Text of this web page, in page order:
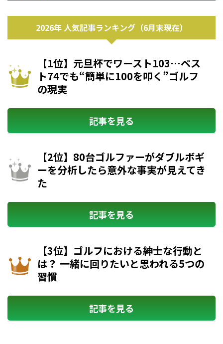
2026年 人気記事ランキング（6月末現在）
【1位】元旦杯でワースト103…ベス
ト74でも“簡単に100を叩く”ゴルフ
の現実
記事を見る
【2位】80台ゴルファーがダブルボギ
ーを分析したら意外な事実が見えてき
た
記事を見る
【3位】ゴルフにおける紳士な行動と
は？ 一緒に回りたいと思われる5つの
習慣
記事を見る